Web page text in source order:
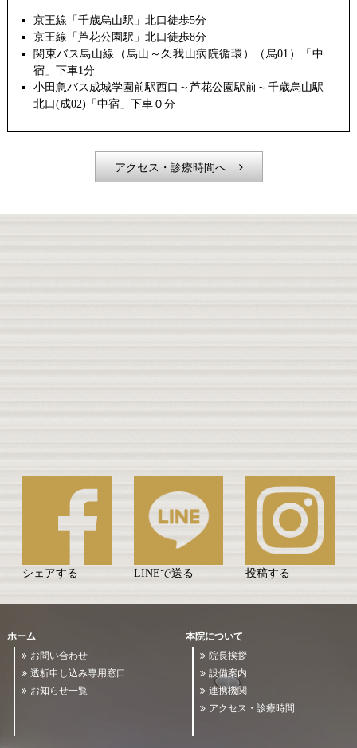
京王線「千歳烏山駅」北口徒歩5分
京王線「芦花公園駅」北口徒歩8分
関東バス烏山線（烏山～久我山病院循環）（烏01）「中
宿」下車1分
小田急バス成城学園前駅西口～芦花公園駅前～千歳烏山駅
北口(成02)「中宿」下車０分
アクセス・診療時間へ
シェアする LINEで送る 投稿する
ホーム
お問い合わせ
透析申し込み専用窓口
お知らせ一覧
本院について
院長挨拶
設備案内
連携機関
アクセス・診療時間